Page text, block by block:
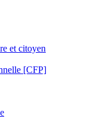
et citoyen
[CFP]